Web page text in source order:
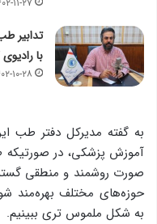
تدابیر
با
۱۴۰۲-
به گفته مدیرکل دفتر طب
آموزش پزشکی، در
صورت روشمند و منطقی
حوزه‌های مختلف بهره‌مند
به شکل ملموس تری ببینیم.